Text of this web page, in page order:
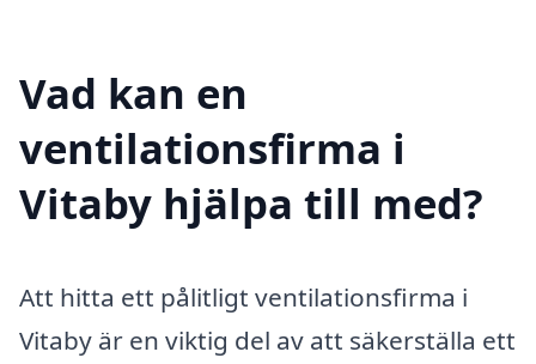
Vad kan en
ventilationsfirma i
Vitaby hjälpa till med?
Att hitta ett pålitligt ventilationsfirma i
Vitaby är en viktig del av att säkerställa ett